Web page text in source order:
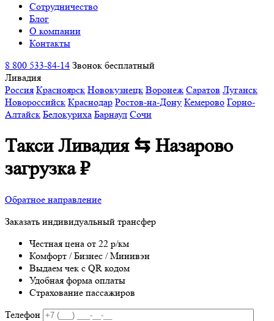
Сотрудничество
Блог
О компании
Контакты
8 800 533-84-14 Звонок бесплатный
Ливадия
Россия Красноярск Новокузнецк Воронеж Саратов Луганск
Новороссийск Краснодар Ростов-на-Дону Кемерово Горно-
Алтайск Белокуриха Барнаул Сочи
Такси Ливадия ⇆ Назарово
загрузка₽
Обратное направление
Заказать индивидуальный трансфер
Честная цена от 22 р/км
Комфорт / Бизнес / Минивэн
Выдаем чек с QR кодом
Удобная форма оплаты
Страхование пассажиров
Телефон